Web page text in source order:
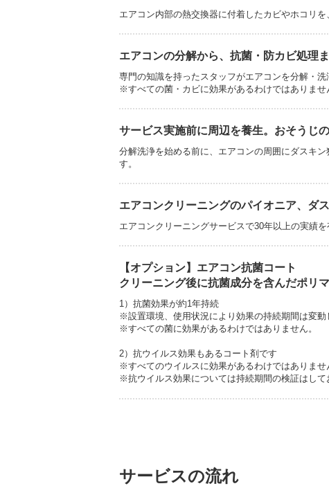
エアコン内部の熱交換器に付着したカビやホコリ
エアコンの分解から、抗菌・防カビ処理
専門の知識を持ったスタッフがエアコンを分解・
※すべての菌・カビに効果があるわけではありませ
サービス実施前に周辺を養生。おそうじ
分解洗浄を始める前に、エアコンの周囲にダスキ
す。
エアコンクリーニングのパイオニア、ダ
エアコンクリーニングサービスで30年以上の実績
【オプション】エアコン抗菌コート
クリーニング後に抗菌成分を含んだポリ
1）抗菌効果が約1年持続
※設置環境、使用状況により効果の持続期間は変動
※すべての菌に効果があるわけではありません。
2）抗ウイルス効果もあるコート剤です
※すべてのウイルスに効果があるわけではありませ
※抗ウイルス効果については持続期間の検証はして
サービスの流れ